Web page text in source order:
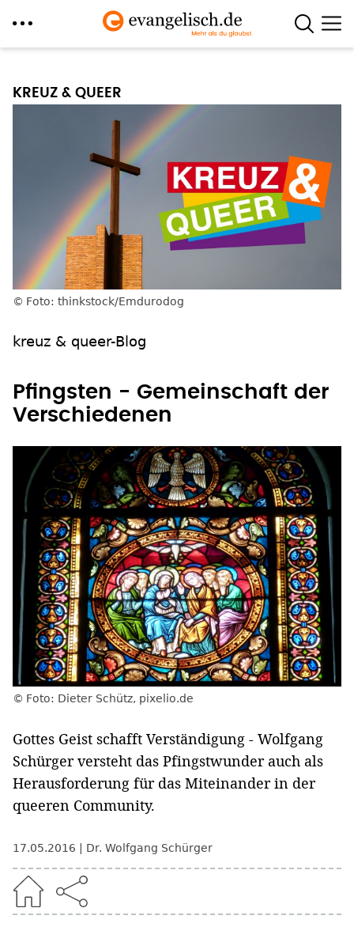
Inhalt
KREUZ & QUEER
Foto: thinkstock/Emdurodog
kreuz & queer-Blog
Pfingsten - Gemeinschaft der
Verschiedenen
Foto: Dieter Schütz, pixelio.de
Gottes Geist schafft Verständigung - Wolfgang
Schürger versteht das Pfingstwunder auch als
Herausforderung für das Miteinander in der
queeren Community.
17.05.2016 Dr. Wolfgang Schürger